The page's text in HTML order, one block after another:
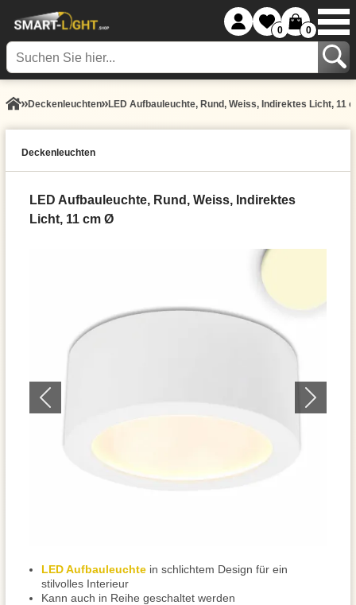
0 0
Decken­leuchten LED Aufbauleuchte, Rund, Weiss, Indirektes Licht, 11
Decken­leuchten
LED Aufbauleuchte, Rund, Weiss, Indirektes
Licht, 11 cm Ø
LED Aufbauleuchte in schlichtem Design für ein
stilvolles Interieur
Kann auch in Reihe geschaltet werden